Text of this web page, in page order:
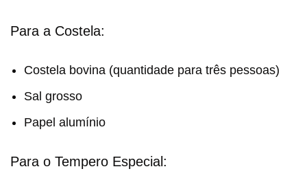
Para a Costela:
Costela bovina (quantidade para três pessoas)
Sal grosso
Papel alumínio
Para o Tempero Especial: